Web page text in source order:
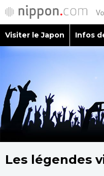
Visiter le Japon
Infos de base
Dossiers
Visiter le Japon Infos
Les légendes